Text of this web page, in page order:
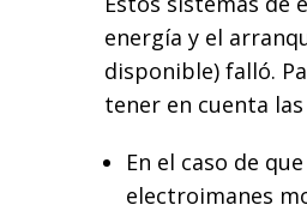
energía y el
disponible) falló.
tener en cuenta
En el caso de
electroimanes